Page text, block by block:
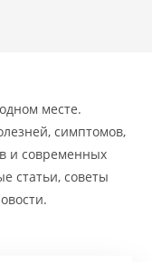
месте.
симптомов,
и современных
статьи, советы